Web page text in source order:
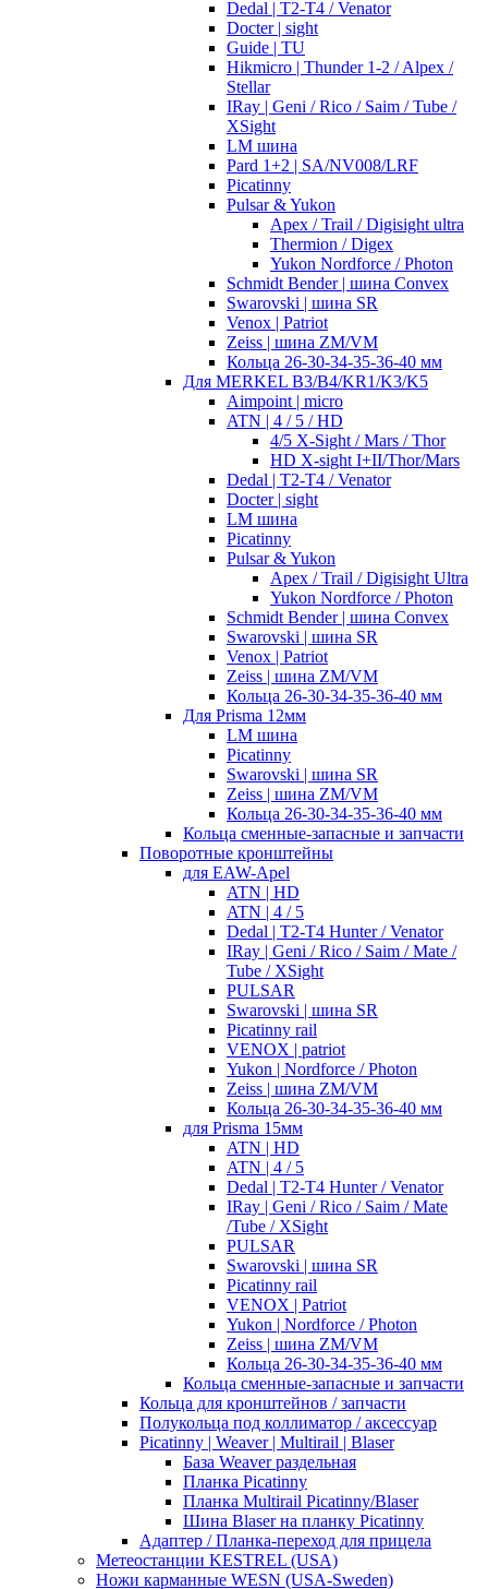
Dedal | T2-T4 / Venator
Docter | sight
Guide | TU
Hikmicro | Thunder 1-2 / Alpex /
Stellar
IRay | Geni / Rico / Saim / Tube /
XSight
LM шина
Pard 1+2 | SA/NV008/LRF
Picatinny
Pulsar & Yukon
Apex / Trail / Digisight ultra
Thermion / Digex
Yukon Nordforce / Photon
Schmidt Bender | шина Convex
Swarovski | шина SR
Venox | Patriot
Zeiss | шина ZM/VM
Кольца 26-30-34-35-36-40 мм
Для MERKEL B3/B4/KR1/K3/K5
Aimpoint | micro
ATN | 4 / 5 / HD
4/5 X-Sight / Mars / Thor
HD X-sight I+II/Thor/Mars
Dedal | T2-T4 / Venator
Docter | sight
LM шина
Picatinny
Pulsar & Yukon
Apex / Trail / Digisight Ultra
Yukon Nordforce / Photon
Schmidt Bender | шина Convex
Swarovski | шина SR
Venox | Patriot
Zeiss | шина ZM/VM
Кольца 26-30-34-35-36-40 мм
Для Prisma 12мм
LM шина
Picatinny
Swarovski | шина SR
Zeiss | шина ZM/VM
Кольца 26-30-34-35-36-40 мм
Кольца сменные-запасные и запчасти
Поворотные кронштейны
для EAW-Apel
ATN | HD
ATN | 4 / 5
Dedal | T2-T4 Hunter / Venator
IRay | Geni / Rico / Saim / Mate /
Tube / XSight
PULSAR
Swarovski | шина SR
Picatinny rail
VENOX | patriot
Yukon | Nordforce / Photon
Zeiss | шина ZM/VM
Кольца 26-30-34-35-36-40 мм
для Prisma 15мм
ATN | HD
ATN | 4 / 5
Dedal | T2-T4 Hunter / Venator
IRay | Geni / Rico / Saim / Mate
/Tube / XSight
PULSAR
Swarovski | шина SR
Picatinny rail
VENOX | Patriot
Yukon | Nordforce / Photon
Zeiss | шина ZM/VM
Кольца 26-30-34-35-36-40 мм
Кольца сменные-запасные и запчасти
Кольца для кронштейнов / запчасти
Полукольца под коллиматор / аксессуар
Picatinny | Weaver | Multirail | Blaser
База Weaver раздельная
Планка Picatinny
Планка Multirail Picatinny/Blaser
Шина Blaser на планку Picatinny
Адаптер / Планка-переход для прицела
Метеостанции KESTREL (USA)
Ножи карманные WESN (USA-Sweden)